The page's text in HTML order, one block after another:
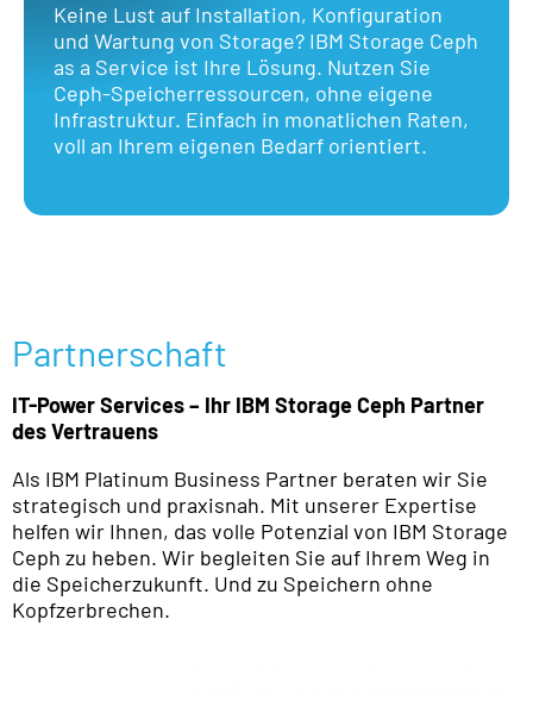
Keine Lust auf Installation, Konfiguration
und Wartung von Storage? IBM Storage Ceph
as a Service ist Ihre Lösung. Nutzen Sie
Ceph-Speicherressourcen, ohne eigene
Infrastruktur. Einfach in monatlichen Raten,
voll an Ihrem eigenen Bedarf orientiert.
Partnerschaft
IT-Power Services – Ihr IBM Storage Ceph Partner
des Vertrauens
Als IBM Platinum Business Partner beraten wir Sie
strategisch und praxisnah. Mit unserer Expertise
helfen wir Ihnen, das volle Potenzial von IBM Storage
Ceph zu heben. Wir begleiten Sie auf Ihrem Weg in
die Speicherzukunft. Und zu Speichern ohne
Kopfzerbrechen.